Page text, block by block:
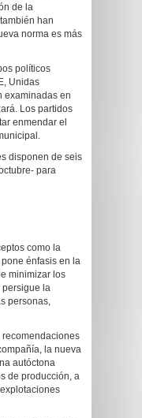
de la
han
norma es más
políticos
Unidas
examinadas en
Los partidos
enmendar el
disponen de seis
para
como la
énfasis en la
minimizar los
persigue la
personas,
la nueva
autóctona
de producción, a